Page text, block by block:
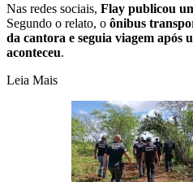
Nas redes sociais, Flay publicou
Segundo o relato, o ônibus
da cantora e seguia viagem após
aconteceu.
Leia Mais